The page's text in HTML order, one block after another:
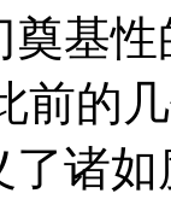
基
前的
诸